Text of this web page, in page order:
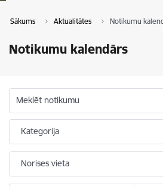
Sākums Aktualitātes Notikumu
Notikumu kalendārs
Meklēt notikumu
Kategorija
Norises vieta